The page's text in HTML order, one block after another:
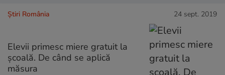
Știri România 24 sept. 2019
Elevii primesc miere gratuit la
școală. De când se aplică
măsura